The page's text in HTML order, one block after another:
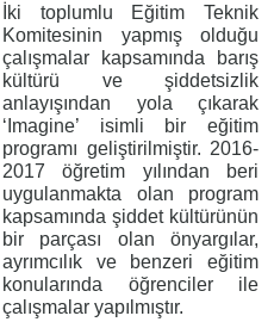
İki toplumlu Eğitim Teknik
Komitesinin yapmış olduğu
çalışmalar kapsamında
barış
kültürü ve şiddetsizlik
anlayışından yola çıkarak
‘Imagine’ isimli bir eğitim
programı geliştirilmiştir. 2016-
2017 öğretim yılından beri
uygulanmakta olan program
kapsamında şiddet kültürünün
bir parçası olan önyargılar,
ayrımcılık ve benzeri eğitim
konularında öğrenciler ile
çalışmalar yapılmıştır.